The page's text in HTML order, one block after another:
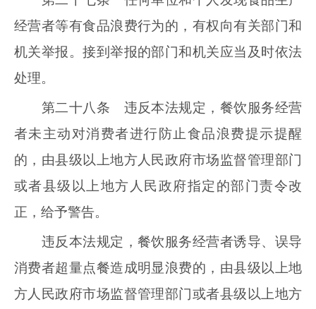
经营者等有食品浪费行为的，有权向有关部门和
机关举报。接到举报的部门和机关应当及时依法
处理。
第二十八条 违反本法规定，餐饮服务经营
者未主动对消费者进行防止食品浪费提示提醒
的，由县级以上地方人民政府市场监督管理部门
或者县级以上地方人民政府指定的部门责令改
正，给予警告。
违反本法规定，餐饮服务经营者诱导、误导
消费者超量点餐造成明显浪费的，由县级以上地
方人民政府市场监督管理部门或者县级以上地方